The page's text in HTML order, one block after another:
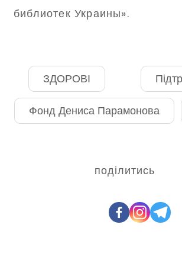
библиотек Украины».
ЗДОРОВІ
Фонд Дениса Парамонова
поділитись